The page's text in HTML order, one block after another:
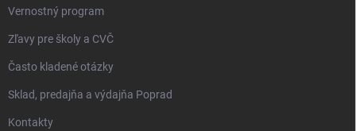
Vernostný program
Zľavy pre školy a CVČ
Často kladené otázky
Sklad, predajňa a výdajňa Poprad
Kontakty